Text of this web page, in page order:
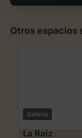
Otros espacios
Galería
La Raíz